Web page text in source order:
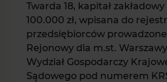
Twarda 18, kapitał
100.000 zł, wpisana do
przedsiębiorców
Rejonowy dla m.st.
Wydział Gospodarczy
Sądowego pod numerem